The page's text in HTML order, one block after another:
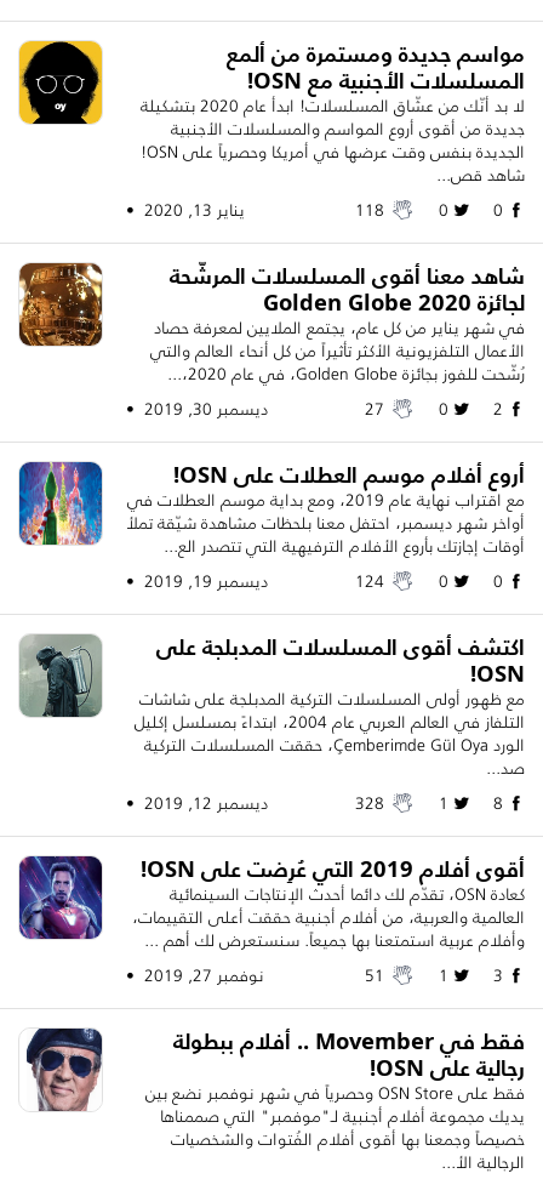
مواسم جديدة ومستمرة من ألمع
المسلسلات الأجنبية مع OSN!
لا بد أنّك من عشّاق المسلسلات! ابدأ عام 2020 بتشكيلة
جديدة من أقوى أروع المواسم والمسلسلات الأجنبية
الجديدة بنفس وقت عرضها في أمريكا وحصرياً على OSN!
شاهد قص...
يناير 13, 2020 •
شاهد معنا أقوى المسلسلات المرشّحة
لجائزة Golden Globe 2020
في شهر يناير من كل عام، يجتمع الملايين لمعرفة حصاد
الأعمال التلفزيونية الأكثر تأثيراً من كل أنحاء العالم والتي
رُشّحت للفوز بجائزة Golden Globe، في عام 2020،...
ديسمبر 30, 2019 •
أروع أفلام موسم العطلات على OSN!
مع اقتراب نهاية عام 2019، ومع بداية موسم العطلات في
أواخر شهر ديسمبر، احتفل معنا بلحظات مشاهدة شيّقة تملأ
أوقات إجازتك بأروع الأفلام الترفيهية التي تتصدر الع...
ديسمبر 19, 2019 •
اكتشف أقوى المسلسلات المدبلجة على
OSN!
مع ظهور أولى المسلسلات التركية المدبلجة على شاشات
التلفاز في العالم العربي عام 2004، ابتداءً بمسلسل إكليل
الورد Çemberimde Gül Oya، حققت المسلسلات التركية
صد...
ديسمبر 12, 2019 •
أقوى أفلام 2019 التي عُرِضت على OSN!
كعادة OSN، تقدّم لك دائما أحدث الإنتاجات السينمائية
العالمية والعربية، من أفلام أجنبية حققت أعلى التقييمات،
وأفلام عربية استمتعنا بها جميعاً. سنستعرض لك أهم ...
نوفمبر 27, 2019 •
فقط في Movember .. أفلام ببطولة
رجالية على OSN!
فقط على OSN Store وحصرياً في شهر نوفمبر نضع بين
يديك مجموعة أفلام أجنبية لـ"موفمبر" التي صممناها
خصيصاً وجمعنا بها أقوى أفلام الفُتوات والشخصيات
الرجالية الأ...